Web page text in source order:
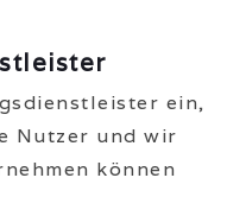
ein,
Nutzer und wir
können